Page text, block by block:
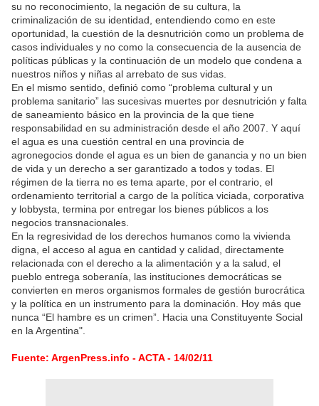
su no reconocimiento, la negación de su cultura, la
criminalización de su identidad, entendiendo como en este
oportunidad, la cuestión de la desnutrición como un problema de
casos individuales y no como la consecuencia de la ausencia de
políticas públicas y la continuación de un modelo que condena a
nuestros niños y niñas al arrebato de sus vidas.
En el mismo sentido, definió como “problema cultural y un
problema sanitario” las sucesivas muertes por desnutrición y falta
de saneamiento básico en la provincia de la que tiene
responsabilidad en su administración desde el año 2007. Y aquí
el agua es una cuestión central en una provincia de
agronegocios donde el agua es un bien de ganancia y no un bien
de vida y un derecho a ser garantizado a todos y todas. El
régimen de la tierra no es tema aparte, por el contrario, el
ordenamiento territorial a cargo de la política viciada, corporativa
y lobbysta, termina por entregar los bienes públicos a los
negocios transnacionales.
En la regresividad de los derechos humanos como la vivienda
digna, el acceso al agua en cantidad y calidad, directamente
relacionada con el derecho a la alimentación y a la salud, el
pueblo entrega soberanía, las instituciones democráticas se
convierten en meros organismos formales de gestión burocrática
y la política en un instrumento para la dominación. Hoy más que
nunca “El hambre es un crimen”. Hacia una Constituyente Social
en la Argentina".
Fuente: ArgenPress.info - ACTA - 14/02/11